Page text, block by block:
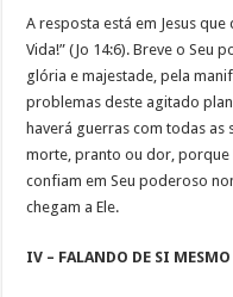
A resposta está em Jesus que
Vida!” (Jo 14:6). Breve o Seu
glória e majestade, pela
problemas deste agitado
haverá guerras com todas as
morte, pranto ou dor, porque
confiam em Seu poderoso
chegam a Ele.
IV – FALANDO DE SI